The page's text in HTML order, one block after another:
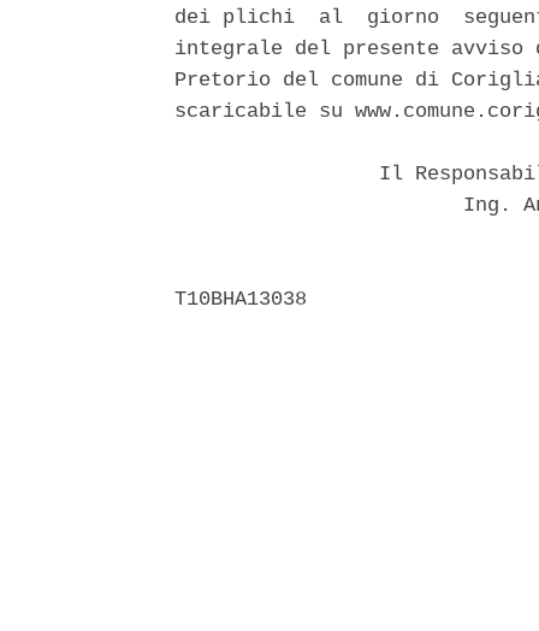
dei plichi  al  giorno
integrale del presente
Pretorio del comune di
scaricabile su
Il
Ing.